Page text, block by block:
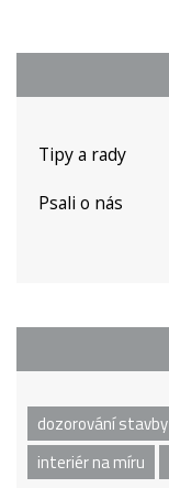
Tipy a rady
Psali o nás
dozorování stavby
interiér na míru